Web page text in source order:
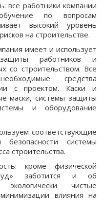
все работники компании
по вопросам
высокий уровень
на строительстве.
имеет и использует
работников и
со строительством. Все
средства
с проектом. Каски и
маски, системы защиты
и оборудование
соответствующие
системы
строительства.
кроме физической
заботится и об
экологически чистые
влияния на